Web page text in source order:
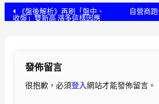
文 《盤後解析》再刷「盤中、
收盤」雙新高 漲多這樣因應
自營商
發佈留言
很抱歉，必須登入網站才能發佈留言。